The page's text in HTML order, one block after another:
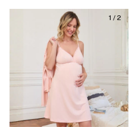
1 / 2